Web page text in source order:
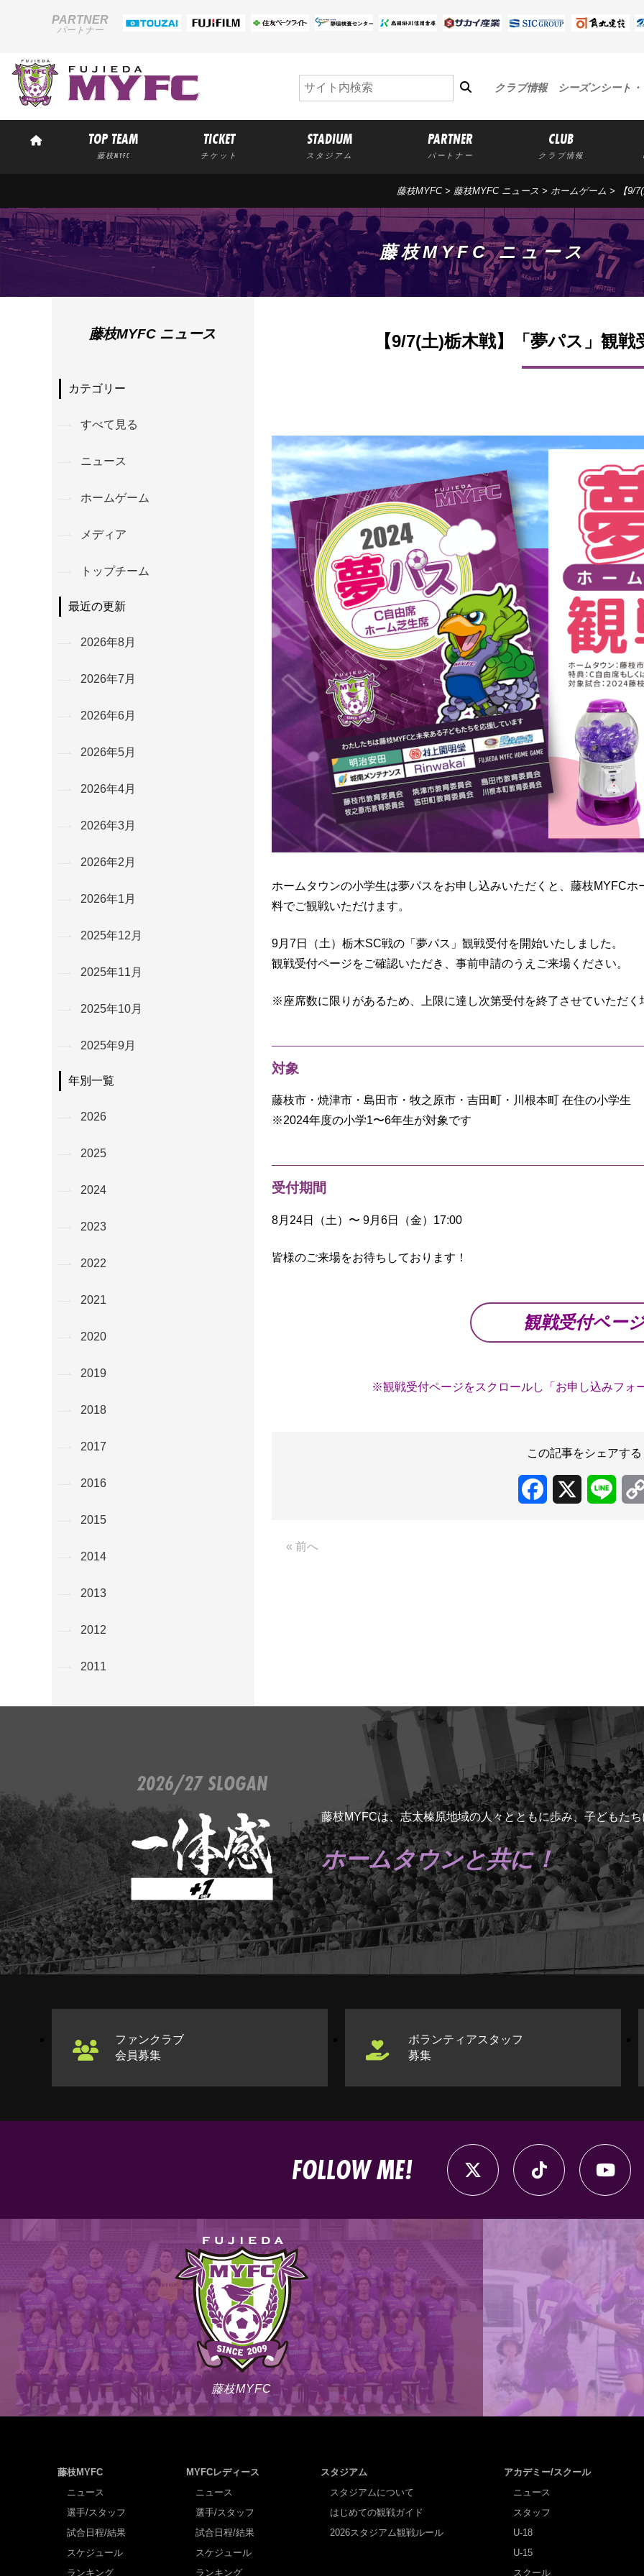
PARTNER
パートナー
クラブ情報 シーズンシート
TOP TEAM
藤枝MYFC
TICKET
チケット
STADIUM
スタジアム
PARTNER
パートナー
CLUB
クラブ情報
藤枝MYFC> 藤枝MYFC ニュース > ホームゲーム > 【9/
藤枝MYFC ニュース
【9/7(土)栃木戦】「夢パス」観
ホームタウンの小学生は夢パスをお申し込みいただくと、藤枝MYFC
料でご観戦いただけます。
9月7日（土）栃木SC戦の「夢パス」観戦受付を開始いたしました。
観戦受付ページをご確認いただき、事前申請のうえご来場ください。
※座席数に限りがあるため、上限に達し次第受付を終了させていただく
対象
藤枝市・焼津市・島田市・牧之原市・吉田町・川根本町 在住の小学生
※2024年度の小学1〜6年生が対象です
受付期間
8月24日（土）〜 9月6日（金）17:00
皆様のご来場をお待ちしております！
観戦受付ペー
※観戦受付ページをスクロールし「お申し込みフォ
この記事をシェアする
Facebook Line
« 前へ
藤枝MYFC ニュース
カテゴリー
すべて見る
ニュース
ホームゲーム
メディア
トップチーム
最近の更新
2026年8月
2026年7月
2026年6月
2026年5月
2026年4月
2026年3月
2026年2月
2026年1月
2025年12月
2025年11月
2025年10月
2025年9月
年別一覧
2026
2025
2024
2023
2022
2021
2020
2019
2018
2017
2016
2015
2014
2013
2012
2011
2026/27 SLOGAN
藤枝MYFCは、志太榛原地域の人々とともに歩み、子どもた
ホームタウンと共に！
ファンクラブ
会員募集
ボランティアスタッフ
募集
FOLLOW ME!
藤枝MYFC
藤枝MYFC
ニュース
選手/スタッフ
試合日程/結果
スケジュール
ランキング
MYFCレディース
ニュース
選手/スタッフ
試合日程/結果
スケジュール
ランキング
スタジアム
スタジアムについて
はじめての観戦ガイド
2026スタジアム観戦ルール
アカデミー/スクール
ニュース
スタッフ
U-18
U-15
スクール